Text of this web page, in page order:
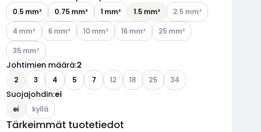
0.5 mm² 0.75 mm² 1 mm² 1.5 mm² Katso käytettävissä olevat
2.5 mm²
Katso käytettävissä olevat vaihtoehdot
4 mm² Katso käytettävissä olevat vaihtoehdot
6 mm² Katso käytettävissä olevat vaihtoehdot
10 mm² Katso käytettävissä olevat vaihtoehdot
16 mm² Katso käytettävissä olevat
25 mm²
Katso käytettävissä olevat vaihtoehdot
35 mm²
Johtimien määrä:2
2 3 4 5 7 Katso käytettävissä olevat vaihtoehdot
12 Katso käytettävissä olevat vaihtoehdot
18 Katso käytettävissä olevat
25 Katso käytettävissä olevat
34
Suojajohdin:ei
ei Katso käytettävissä olevat vaihtoehdot
kyllä
Tärkeimmät tuotetiedot